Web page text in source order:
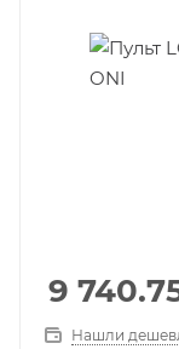
9
Нашли